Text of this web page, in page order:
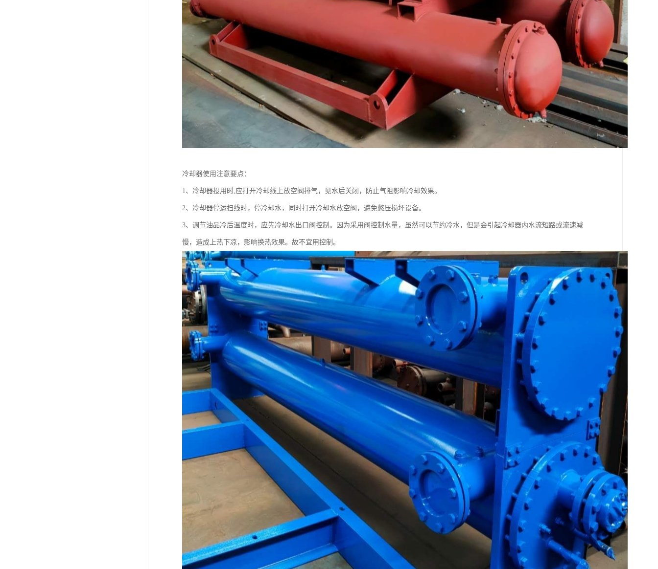
冷却器使用注意要点：
1、冷却器投用时,应打开冷却线上放空阀排气，见水后关闭，防止气阻影响冷却效果。
2、冷却器停运扫线时，停冷却水，同时打开冷却水放空阀，避免憋压损坏设备。
3、调节油品冷后温度时，应先冷却水出口阀控制。因为采用阀控制水量，虽然可以节约冷水，但是会引起冷却器内水流短路或流速减
慢，造成上热下凉，影响换热效果。故不宜用控制。